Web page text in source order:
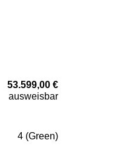
53.599,00 €
ausweisbar
4 (Green)